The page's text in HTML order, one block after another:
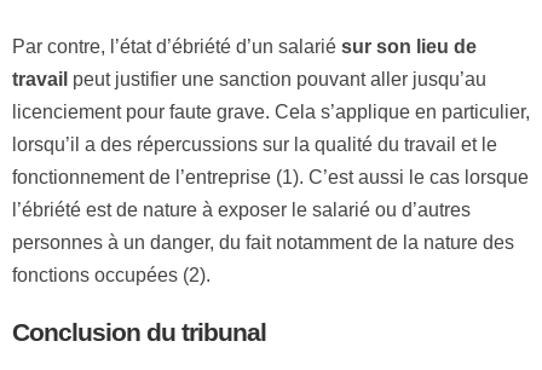
Par contre, l’état d’ébriété d’un salarié sur son lieu de
travail peut justifier une sanction pouvant aller jusqu’au
licenciement pour faute grave. Cela s’applique en particulier,
lorsqu’il a des répercussions sur la qualité du travail et le
fonctionnement de l’entreprise (1). C’est aussi le cas lorsque
l’ébriété est de nature à exposer le salarié ou d’autres
personnes à un danger, du fait notamment de la nature des
fonctions occupées (2).
Conclusion du tribunal